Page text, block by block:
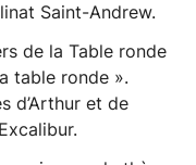
Saint-Andrew.
de la Table ronde
table ronde ».
d’Arthur et de